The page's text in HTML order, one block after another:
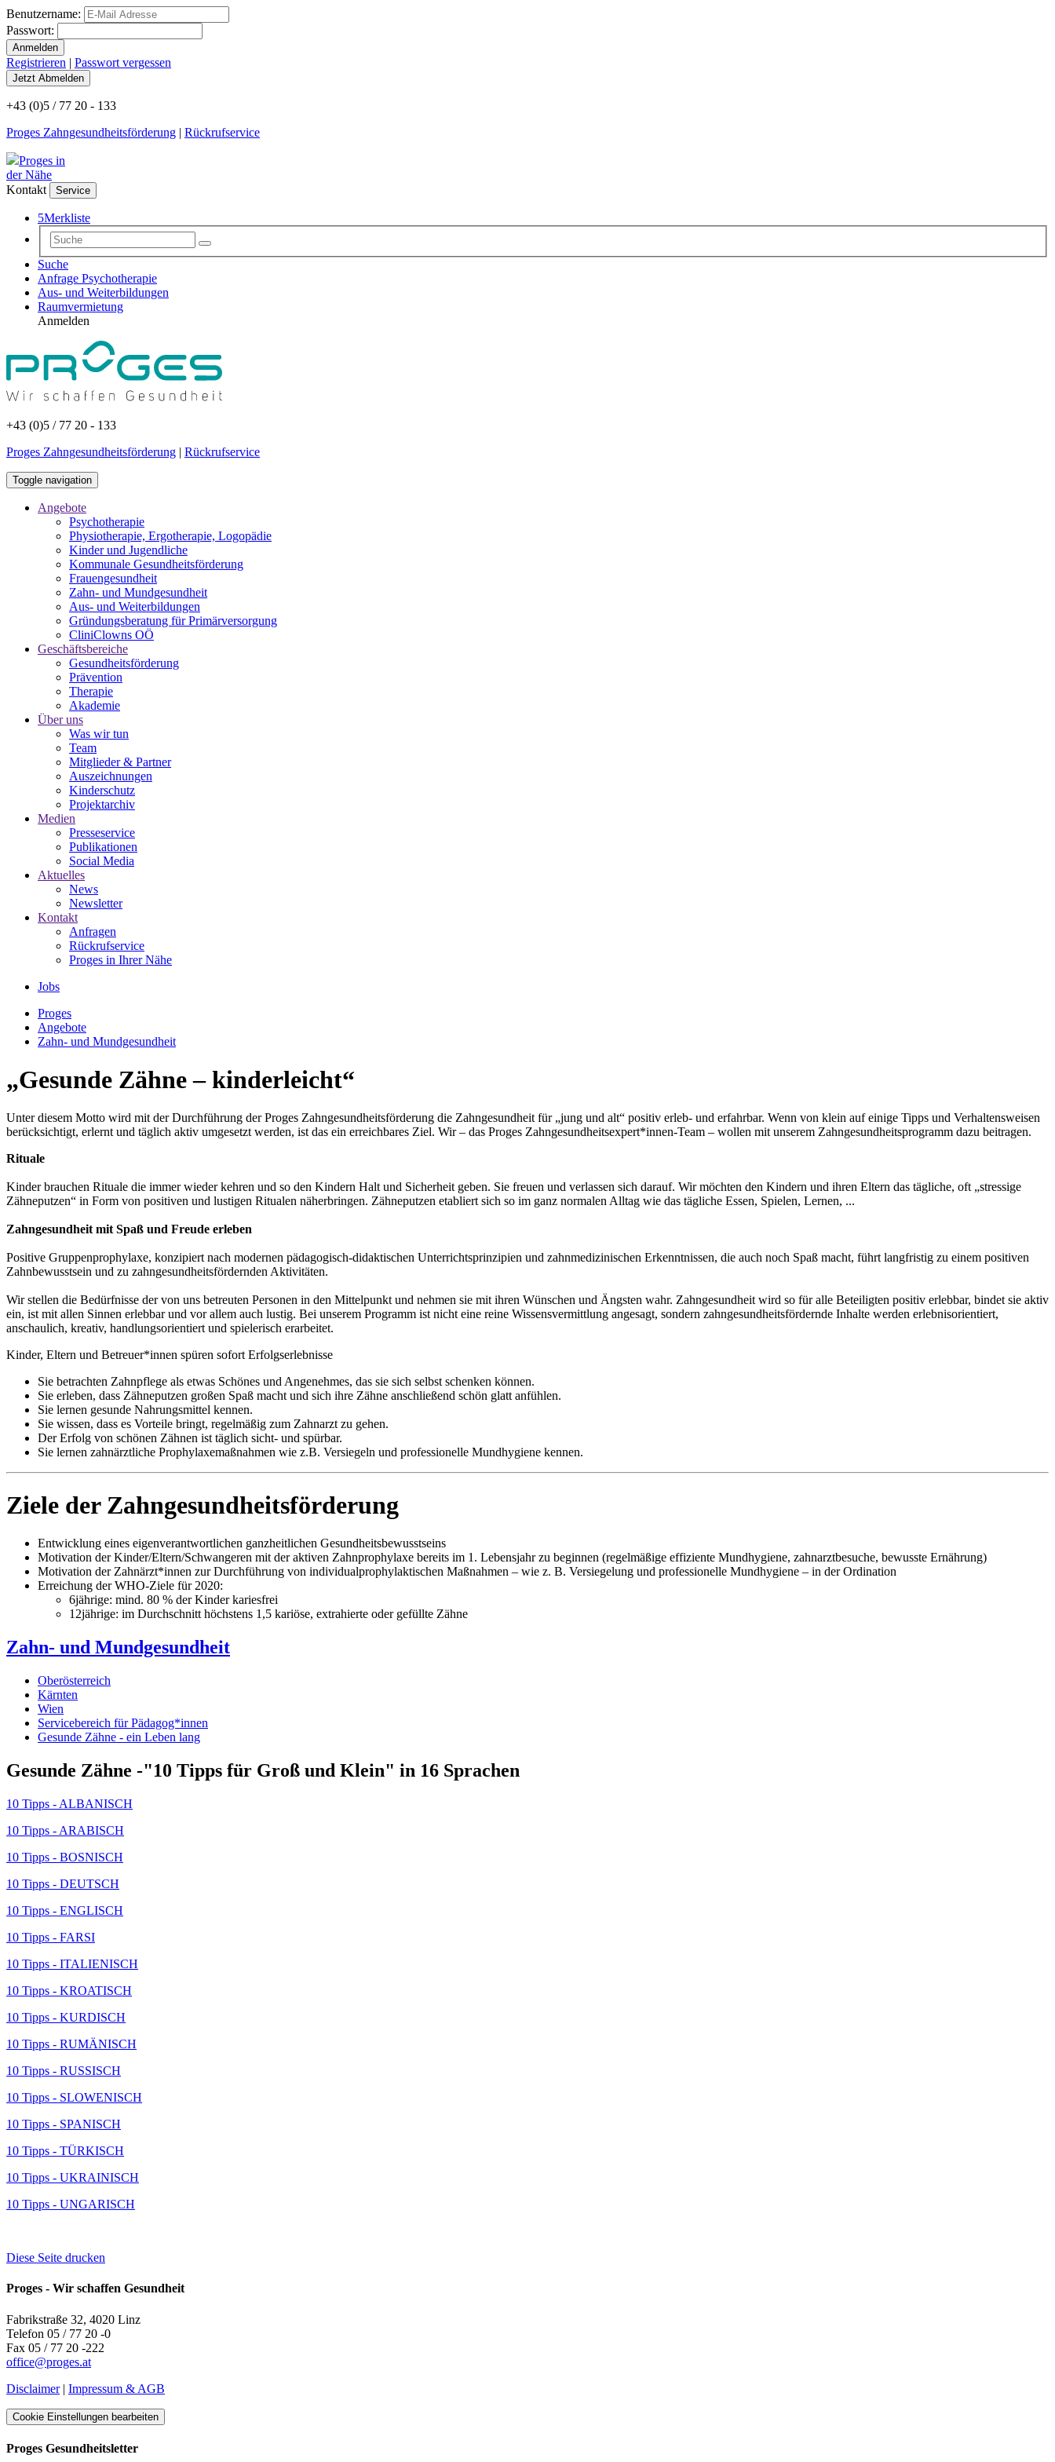
Benutzername:
Passwort:
Registrieren | Passwort vergessen
+43 (0)5 / 77 20 - 133
Proges Zahngesundheitsförderung | Rückrufservice
Proges in
der Nähe
Kontakt
Service
5Merkliste
Suche
Anfrage Psychotherapie
Aus- und Weiterbildungen
Raumvermietung
Anmelden
+43 (0)5 / 77 20 - 133
Proges Zahngesundheitsförderung | Rückrufservice
Toggle navigation
Angebote
Psychotherapie
Physiotherapie, Ergotherapie, Logopädie
Kinder und Jugendliche
Kommunale Gesundheitsförderung
Frauengesundheit
Zahn- und Mundgesundheit
Aus- und Weiterbildungen
Gründungsberatung für Primärversorgung
CliniClowns OÖ
Geschäftsbereiche
Gesundheitsförderung
Prävention
Therapie
Akademie
Über uns
Was wir tun
Team
Mitglieder & Partner
Auszeichnungen
Kinderschutz
Projektarchiv
Medien
Presseservice
Publikationen
Social Media
Aktuelles
News
Newsletter
Kontakt
Anfragen
Rückrufservice
Proges in Ihrer Nähe
Jobs
Proges
Angebote
Zahn- und Mundgesundheit
„Gesunde Zähne – kinderleicht“
Unter diesem Motto wird mit der Durchführung der Proges Zahngesundheitsförderung die Zahngesundheit für „jung und alt“ positiv erleb- und erfahrbar. Wenn von klein auf einige Tipps und Verhaltensweisen
berücksichtigt, erlernt und täglich aktiv umgesetzt werden, ist das ein erreichbares Ziel. Wir – das Proges Zahngesundheitsexpert*innen-Team – wollen mit unserem Zahngesundheitsprogramm dazu beitragen.
Rituale
Kinder brauchen Rituale die immer wieder kehren und so den Kindern Halt und Sicherheit geben. Sie freuen und verlassen sich darauf. Wir möchten den Kindern und ihren Eltern das tägliche, oft „stressige
Zähneputzen“ in Form von positiven und lustigen Ritualen näherbringen. Zähneputzen etabliert sich so im ganz normalen Alltag wie das tägliche Essen, Spielen, Lernen, ...
Zahngesundheit mit Spaß und Freude erleben
Positive Gruppenprophylaxe, konzipiert nach modernen pädagogisch-didaktischen Unterrichtsprinzipien und zahnmedizinischen Erkenntnissen, die auch noch Spaß macht, führt langfristig zu einem positiven
Zahnbewusstsein und zu zahngesundheitsfördernden Aktivitäten.
Wir stellen die Bedürfnisse der von uns betreuten Personen in den Mittelpunkt und nehmen sie mit ihren Wünschen und Ängsten wahr. Zahngesundheit wird so für alle Beteiligten positiv erlebbar, bindet sie aktiv
ein, ist mit allen Sinnen erlebbar und vor allem auch lustig. Bei unserem Programm ist nicht eine reine Wissensvermittlung angesagt, sondern zahngesundheitsfördernde Inhalte werden erlebnisorientiert,
anschaulich, kreativ, handlungsorientiert und spielerisch erarbeitet.
Kinder, Eltern und Betreuer*innen spüren sofort Erfolgserlebnisse
Sie betrachten Zahnpflege als etwas Schönes und Angenehmes, das sie sich selbst schenken können.
Sie erleben, dass Zähneputzen großen Spaß macht und sich ihre Zähne anschließend schön glatt anfühlen.
Sie lernen gesunde Nahrungsmittel kennen.
Sie wissen, dass es Vorteile bringt, regelmäßig zum Zahnarzt zu gehen.
Der Erfolg von schönen Zähnen ist täglich sicht- und spürbar.
Sie lernen zahnärztliche Prophylaxemaßnahmen wie z.B. Versiegeln und professionelle Mundhygiene kennen.
Ziele der Zahngesundheitsförderung
Entwicklung eines eigenverantwortlichen ganzheitlichen Gesundheitsbewusstseins
Motivation der Kinder/Eltern/Schwangeren mit der aktiven Zahnprophylaxe bereits im 1. Lebensjahr zu beginnen (regelmäßige effiziente Mundhygiene, zahnarztbesuche, bewusste Ernährung)
Motivation der Zahnärzt*innen zur Durchführung von individualprophylaktischen Maßnahmen – wie z. B. Versiegelung und professionelle Mundhygiene – in der Ordination
Erreichung der WHO-Ziele für 2020:
6jährige: mind. 80 % der Kinder kariesfrei
12jährige: im Durchschnitt höchstens 1,5 kariöse, extrahierte oder gefüllte Zähne
Zahn- und Mundgesundheit
Oberösterreich
Kärnten
Wien
Servicebereich für Pädagog*innen
Gesunde Zähne - ein Leben lang
Gesunde Zähne -"10 Tipps für Groß und Klein" in 16 Sprachen
10 Tipps - ALBANISCH
10 Tipps - ARABISCH
10 Tipps - BOSNISCH
10 Tipps - DEUTSCH
10 Tipps - ENGLISCH
10 Tipps - FARSI
10 Tipps - ITALIENISCH
10 Tipps - KROATISCH
10 Tipps - KURDISCH
10 Tipps - RUMÄNISCH
10 Tipps - RUSSISCH
10 Tipps - SLOWENISCH
10 Tipps - SPANISCH
10 Tipps - TÜRKISCH
10 Tipps - UKRAINISCH
10 Tipps - UNGARISCH
Diese Seite drucken
Proges - Wir schaffen Gesundheit
Fabrikstraße 32, 4020 Linz
Telefon 05 / 77 20 -0
Fax 05 / 77 20 -222
office@proges.at
Disclaimer| Impressum & AGB
Cookie Einstellungen bearbeiten
Proges Gesundheitsletter